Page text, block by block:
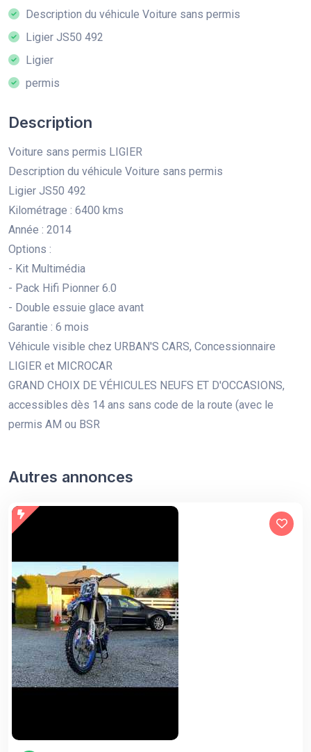
Description du véhicule Voiture sans permis
Ligier JS50 492
Ligier
permis
Description
Voiture sans permis LIGIER
Description du véhicule Voiture sans permis
Ligier JS50 492
Kilométrage : 6400 kms
Année : 2014
Options :
- Kit Multimédia
- Pack Hifi Pionner 6.0
- Double essuie glace avant
Garantie : 6 mois
Véhicule visible chez URBAN'S CARS, Concessionnaire
LIGIER et MICROCAR
GRAND CHOIX DE VÉHICULES NEUFS ET D'OCCASIONS,
accessibles dès 14 ans sans code de la route (avec le
permis AM ou BSR
Autres annonces